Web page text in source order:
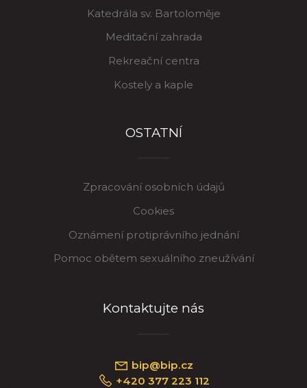
Katedrála sv. Bartoloměje
Meditační zahrada
Rekreační centra
Kostely a kaple
OSTATNÍ
Zpracování osobních údajů
Cookies
Oznámení protiprávního jednání
Pomoc obětem sexuálního zneužívání
Kontaktujte nás
bip@bip.cz
+420 377 223 112